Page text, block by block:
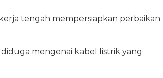
tengah mempersiapkan perbaikan
mengenai kabel listrik yang